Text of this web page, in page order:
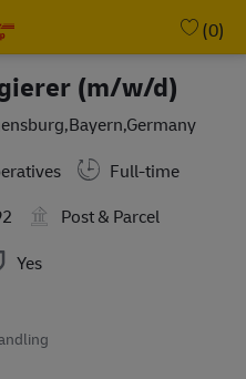
content
(0)
(m/w/d)
Full-time
Post & Parcel
Yes